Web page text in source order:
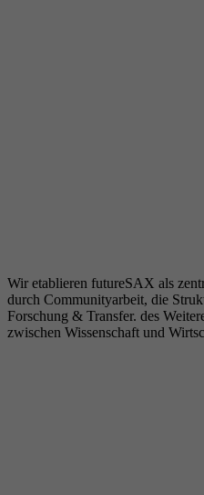
Wir etablieren futureSAX als
durch Communityarbeit, die
Forschung & Transfer. des
zwischen Wissenschaft und